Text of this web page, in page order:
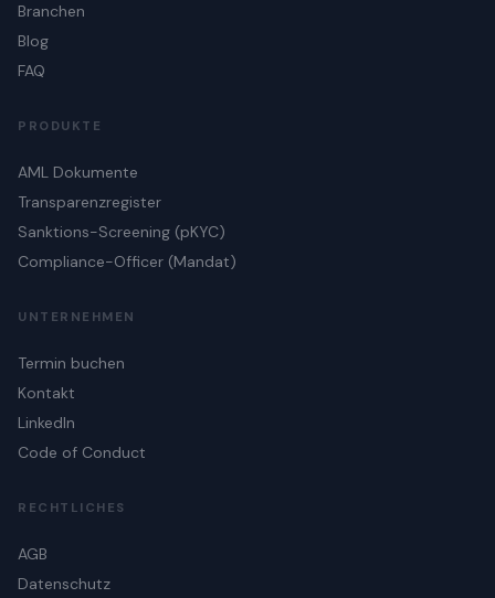
Branchen
Blog
FAQ
PRODUKTE
AML Dokumente
Transparenzregister
Sanktions-Screening (pKYC)
Compliance-Officer (Mandat)
UNTERNEHMEN
Termin buchen
Kontakt
LinkedIn
Code of Conduct
RECHTLICHES
AGB
Datenschutz